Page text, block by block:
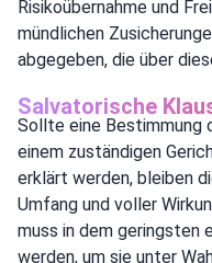
Risikoübernahme und
mündlichen
abgegeben, die über
Salvatorische
Sollte eine Bestimmung
einem zuständigen
erklärt werden, bleiben
Umfang und voller
muss in dem geringsten
werden, um sie unter